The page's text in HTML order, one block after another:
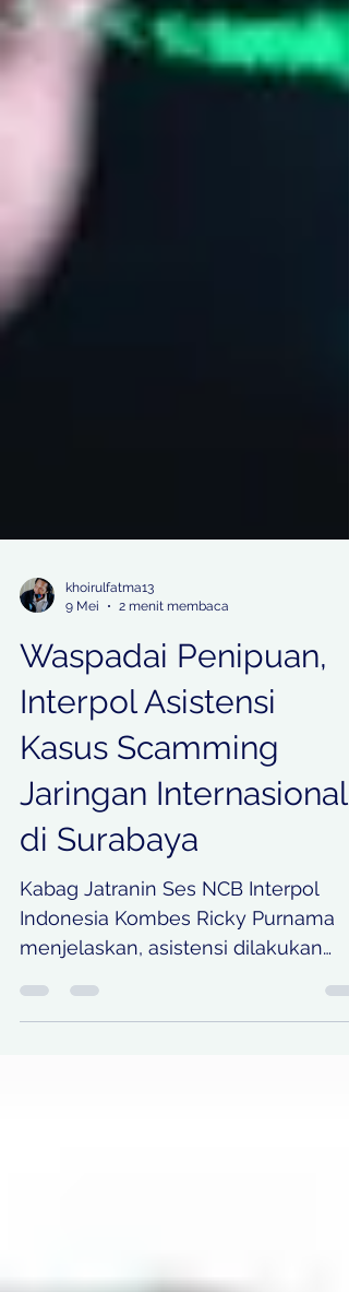
2 menit membaca
Waspadai Penipuan,
Interpol Asistensi
Kasus Scamming
Jaringan Internasional
di Surabaya
Kabag Jatranin Ses NCB Interpol
Indonesia Kombes Ricky Purnama
menjelaskan, asistensi dilakukan
untuk memastikan proses hukum
pengungkapan kasus kasus